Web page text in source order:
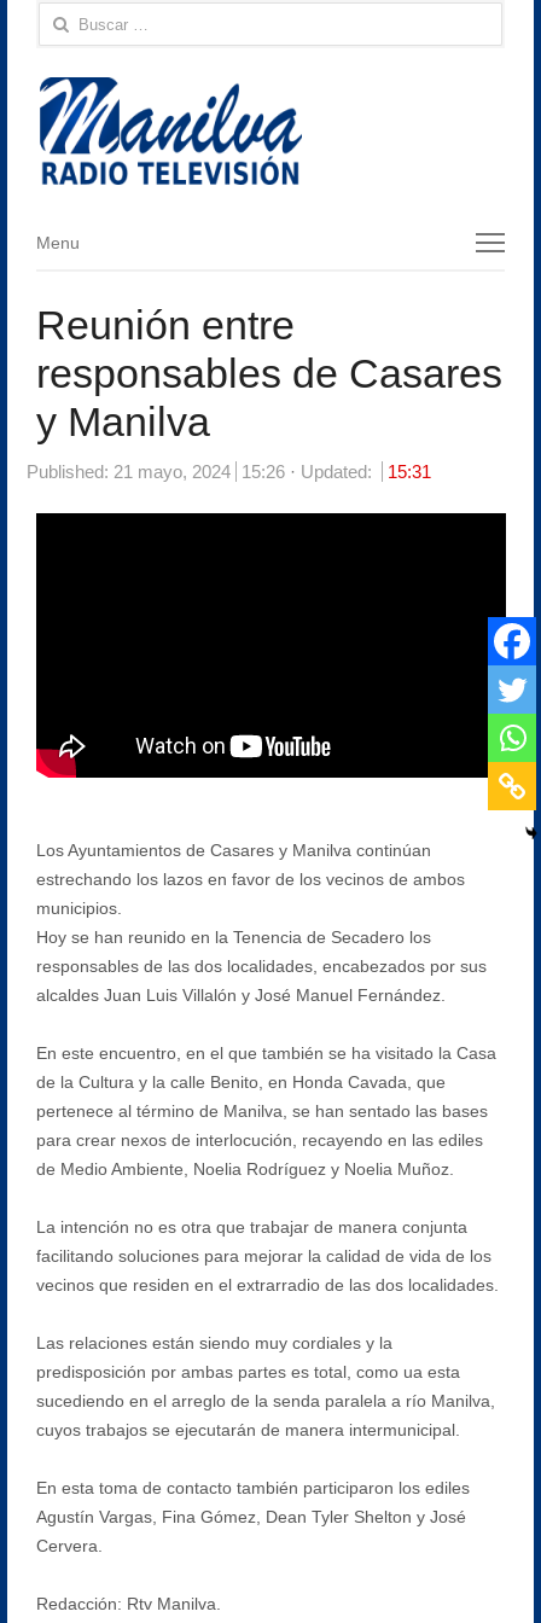
Buscar:
Menu
Menu
Reunión entre
responsables de Casares
y Manilva
Published: 21 mayo, 2024 15:26 Updated: 15:31
Los Ayuntamientos de Casares y Manilva continúan
estrechando los lazos en favor de los vecinos de ambos
municipios.
Hoy se han reunido en la Tenencia de Secadero los
responsables de las dos localidades, encabezados por sus
alcaldes Juan Luis Villalón y José Manuel Fernández.
En este encuentro, en el que también se ha visitado la Casa
de la Cultura y la calle Benito, en Honda Cavada, que
pertenece al término de Manilva, se han sentado las bases
para crear nexos de interlocución, recayendo en las ediles
de Medio Ambiente, Noelia Rodríguez y Noelia Muñoz.
La intención no es otra que trabajar de manera conjunta
facilitando soluciones para mejorar la calidad de vida de los
vecinos que residen en el extrarradio de las dos localidades.
Las relaciones están siendo muy cordiales y la
predisposición por ambas partes es total, como ua esta
sucediendo en el arreglo de la senda paralela a río Manilva,
cuyos trabajos se ejecutarán de manera intermunicipal.
En esta toma de contacto también participaron los ediles
Agustín Vargas, Fina Gómez, Dean Tyler Shelton y José
Cervera.
Redacción: Rtv Manilva.